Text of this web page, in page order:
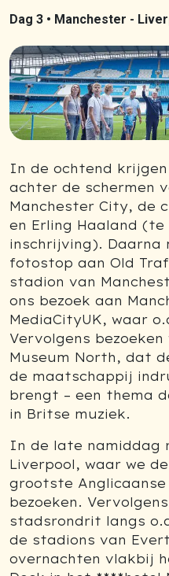
Dag 3 • Manchester -
In de ochtend
achter de schermen
Manchester City, de
en Erling Haaland
inschrijving). Daarna
fotostop aan Old
stadion van
ons bezoek aan
MediaCityUK, waar
Vervolgens
Museum North, dat
de maatschappij
brengt – een thema
in Britse muziek.
In de late namiddag
Liverpool, waar we
grootste
bezoeken.
stadsrondrit langs
de stadions van
overnachten vlakbij